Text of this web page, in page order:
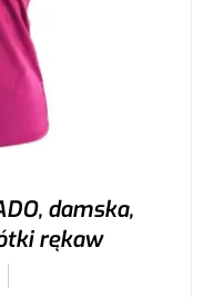
damska,
rękaw